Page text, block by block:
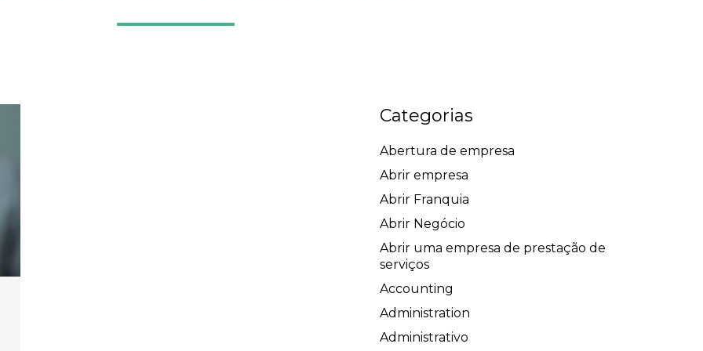
Categorias
Abertura de empresa
Abrir empresa
Abrir Franquia
Abrir Negócio
Abrir uma empresa de prestação de
serviços
Accounting
Administration
Administrativo